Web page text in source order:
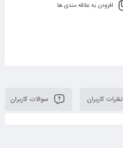
افزودن به علاقه مندی ها
نظرات کاربران سوالات کاربران